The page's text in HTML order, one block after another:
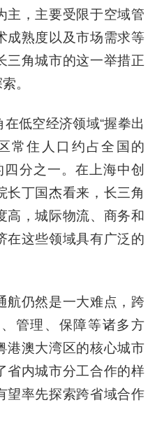
主，主要受限于空域管
成熟度以及市场需求等
三角城市的这一举措正
。
低空经济领域“握拳出
常住人口约占全国的
四分之一。在上海中创
长丁国杰看来，长三角
高，城际物流、商务和
在这些领域具有广泛的
航仍然是一大难点，跨
管理、保障等诸多方
港澳大湾区的核心城市
省内城市分工合作的样
望率先探索跨省域合作